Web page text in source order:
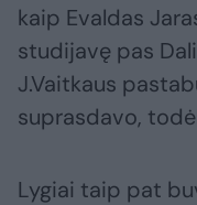
kaip Evaldas
studijavę pas
J.Vaitkaus
suprasdavo,
Lygiai taip pat